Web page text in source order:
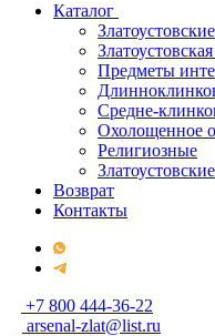
Каталог
Предметы
Средне-
Охолощенное
Религиозные
Возврат
Контакты
+7 800 444-36-22
arsenal-zlat@list.ru